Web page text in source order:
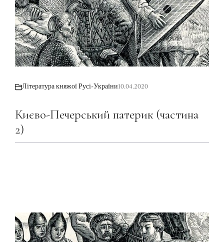
Література княжої Русі-України10.04.2020
Києво-Печерський патерик (частина
2)